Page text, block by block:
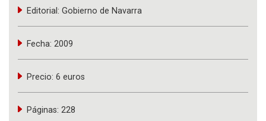
Editorial: Gobierno de Navarra
Fecha: 2009
Precio: 6 euros
Páginas: 228